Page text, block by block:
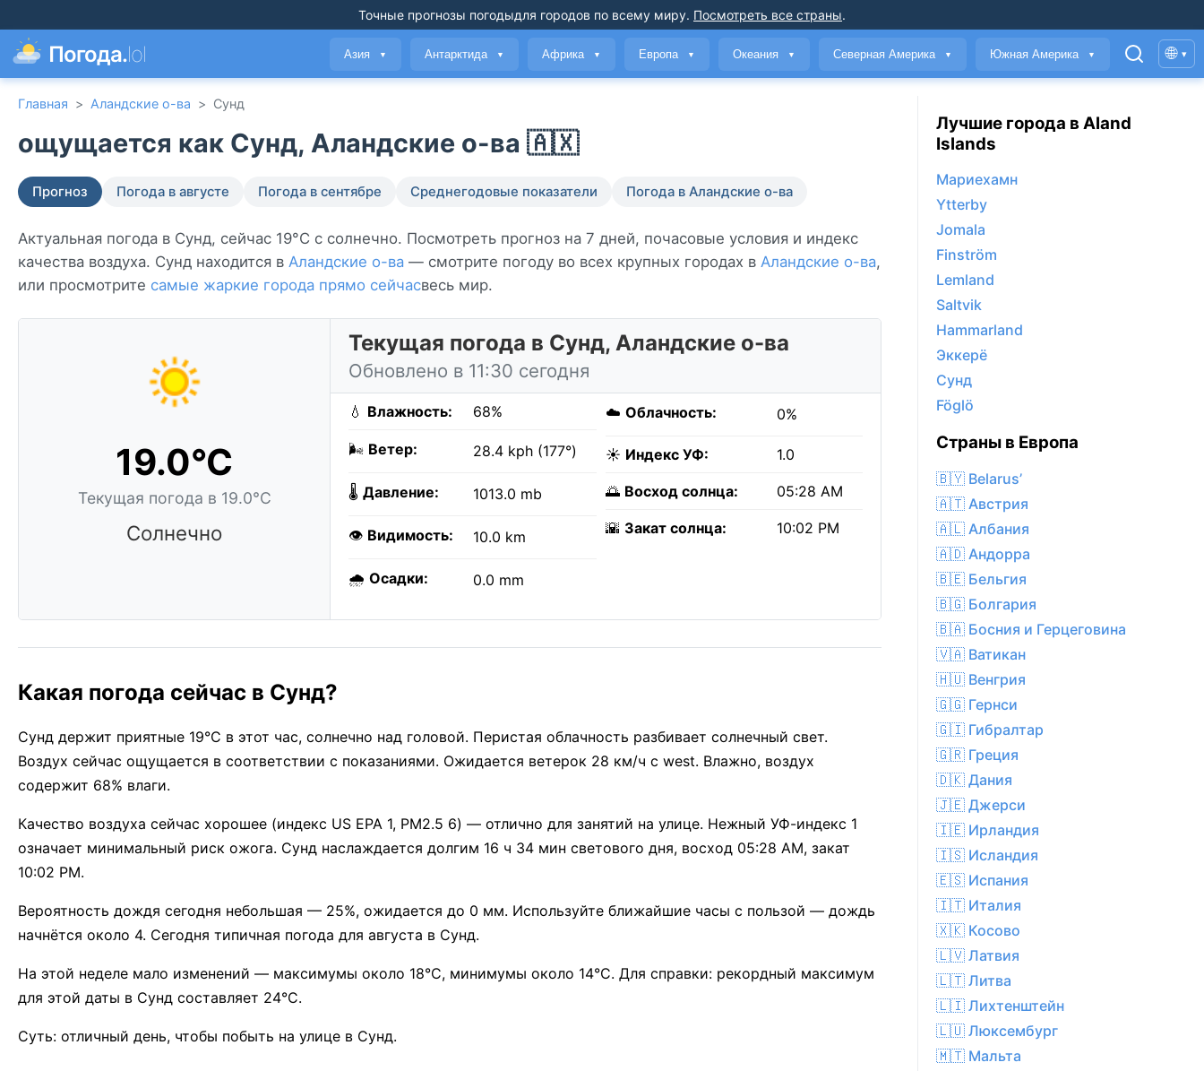
Точные прогнозы погодыдля городов по всему миру. Посмотреть все страны.
Погода.lol Азия ▼ Антарктида ▼ Африка ▼ Европа ▼ Океания ▼ Северная Америка ▼ Южная Америка ▼ 🌐 ▾
Главная > Аландские о-ва > Сунд
ощущается как Сунд, Аландские о-ва 🇦🇽
Прогноз Погода в августе Погода в сентябре Среднегодовые показатели Погода в Аландские о-ва
Актуальная погода в Сунд, сейчас 19°C с солнечно. Посмотреть прогноз на 7 дней, почасовые условия и индекс
качества воздуха. Сунд находится в Аландские о-ва — смотрите погоду во всех крупных городах в Аландские о-ва,
или просмотрите самые жаркие города прямо сейчасвесь мир.
19.0°C
Текущая погода в 19.0°C
Солнечно
Текущая погода в Сунд, Аландские о-ва
Обновлено в 11:30 сегодня
💧 Влажность: 68%
🌬️ Ветер: 28.4 kph (177°)
🌡️ Давление: 1013.0 mb
👁️ Видимость: 10.0 km
🌧️ Осадки: 0.0 mm
☁️ Облачность: 0%
☀️ Индекс УФ: 1.0
🌅 Восход солнца: 05:28 AM
🌇 Закат солнца: 10:02 PM
Какая погода сейчас в Сунд?
Сунд держит приятные 19°C в этот час, солнечно над головой. Перистая облачность разбивает солнечный свет.
Воздух сейчас ощущается в соответствии с показаниями. Ожидается ветерок 28 км/ч с west. Влажно, воздух
содержит 68% влаги.
Качество воздуха сейчас хорошее (индекс US EPA 1, PM2.5 6) — отлично для занятий на улице. Нежный УФ-индекс 1
означает минимальный риск ожога. Сунд наслаждается долгим 16 ч 34 мин светового дня, восход 05:28 AM, закат
10:02 PM.
Вероятность дождя сегодня небольшая — 25%, ожидается до 0 мм. Используйте ближайшие часы с пользой — дождь
начнётся около 4. Сегодня типичная погода для августа в Сунд.
На этой неделе мало изменений — максимумы около 18°C, минимумы около 14°C. Для справки: рекордный максимум
для этой даты в Сунд составляет 24°C.
Суть: отличный день, чтобы побыть на улице в Сунд.
Лучшие города в Aland
Islands
Мариехамн
Ytterby
Jomala
Finström
Lemland
Saltvik
Hammarland
Эккерё
Сунд
Föglö
Страны в Европа
🇧🇾 Belarus’
🇦🇹 Австрия
🇦🇱 Албания
🇦🇩 Андорра
🇧🇪 Бельгия
🇧🇬 Болгария
🇧🇦 Босния и Герцеговина
🇻🇦 Ватикан
🇭🇺 Венгрия
🇬🇬 Гернси
🇬🇮 Гибралтар
🇬🇷 Греция
🇩🇰 Дания
🇯🇪 Джерси
🇮🇪 Ирландия
🇮🇸 Исландия
🇪🇸 Испания
🇮🇹 Италия
🇽🇰 Косово
🇱🇻 Латвия
🇱🇹 Литва
🇱🇮 Лихтенштейн
🇱🇺 Люксембург
🇲🇹 Мальта